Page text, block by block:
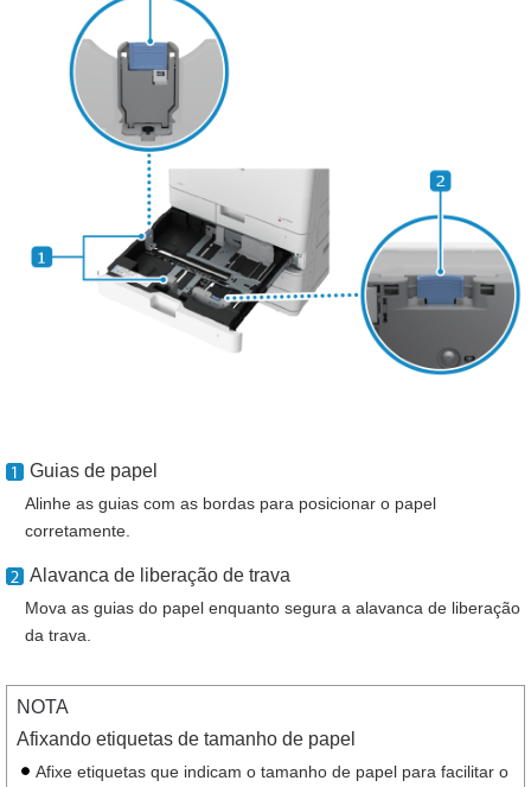
Guias de papel
Alinhe as guias com as bordas para posicionar o papel
corretamente.
Alavanca de liberação de trava
Mova as guias do papel enquanto segura a alavanca de liberação
da trava.
NOTA
Afixando etiquetas de tamanho de papel
Afixe etiquetas que indicam o tamanho de papel para facilitar o